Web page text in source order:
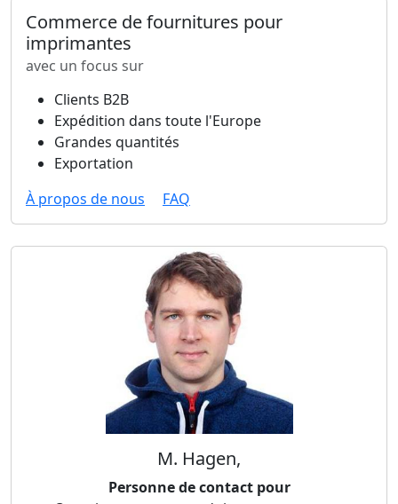
Commerce de fournitures pour
imprimantes
avec un focus sur
Clients B2B
Expédition dans toute l'Europe
Grandes quantités
Exportation
À propos de nous
FAQ
M. Hagen,
Personne de contact pour